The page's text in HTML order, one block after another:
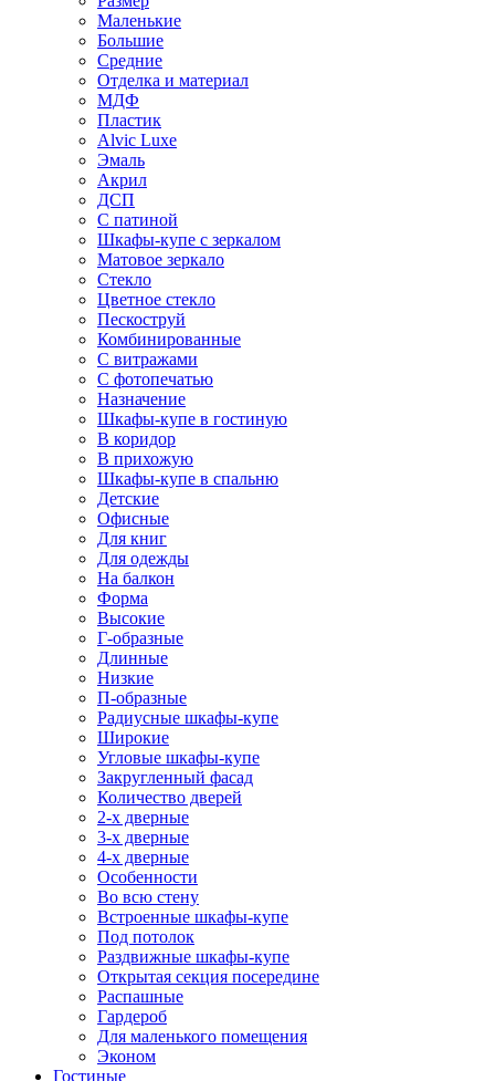
Маленькие
Большие
Средние
Отделка и материал
МДФ
Пластик
Alvic Luxe
Эмаль
Акрил
ДСП
С патиной
Шкафы-купе с зеркалом
Матовое зеркало
Стекло
Цветное стекло
Пескоструй
Комбинированные
С витражами
С фотопечатью
Назначение
Шкафы-купе в гостиную
В коридор
В прихожую
Шкафы-купе в спальню
Детские
Офисные
Для книг
Для одежды
На балкон
Форма
Высокие
Г-образные
Длинные
Низкие
П-образные
Радиусные шкафы-купе
Широкие
Угловые шкафы-купе
Закругленный фасад
Количество дверей
2-х дверные
3-х дверные
4-х дверные
Особенности
Во всю стену
Встроенные шкафы-купе
Под потолок
Раздвижные шкафы-купе
Открытая секция посередине
Распашные
Гардероб
Для маленького помещения
Эконом
Гостиные